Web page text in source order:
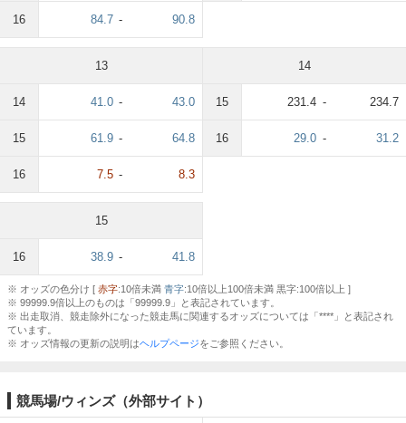
16 84.7 - 90.8
13
14 41.0 - 43.0
15 61.9 - 64.8
16 7.5 - 8.3
14
15 231.4 - 234.7
16 29.0 - 31.2
15
16 38.9 - 41.8
※ オッズの色分け [ 赤字:10倍未満 青字:10倍以上100倍未満 黒字:100倍以上 ]
※ 99999.9倍以上のものは「99999.9」と表記されています。
※ 出走取消、競走除外になった競走馬に関連するオッズについては「****」と表記され
ています。
※ オッズ情報の更新の説明はヘルプページをご参照ください。
競馬場/ウィンズ（外部サイト）